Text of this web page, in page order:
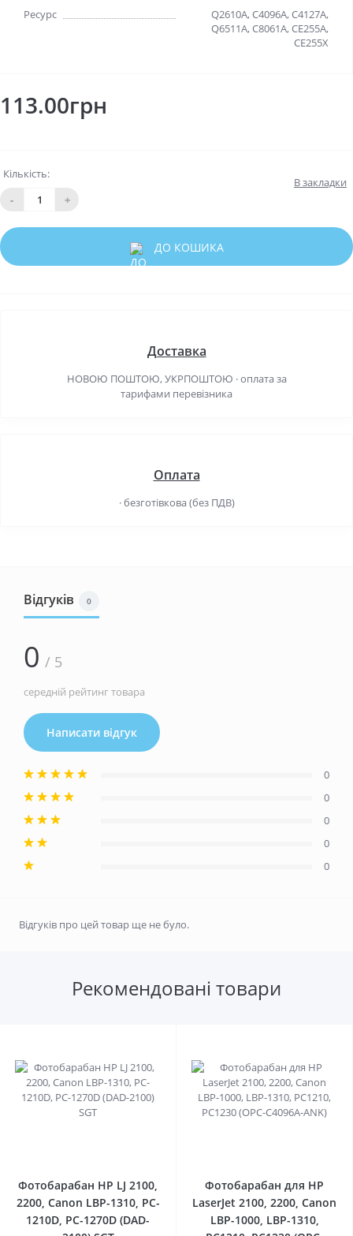
Ресурс
Q2610A, C4096A, C4127A,
Q6511A, C8061A, CE255A,
CE255X
113.00грн
Кількість:
-
+
В закладки
ДО КОШИКА
Доставка
НОВОЮ ПОШТОЮ, УКРПОШТОЮ · оплата за
тарифами перевізника
Оплата
· безготівкова (без ПДВ)
Відгуків 0
0 / 5
середній рейтинг товара
Написати відгук
0
0
0
0
0
Відгуків про цей товар ще не було.
Рекомендовані товари
Фотобарабан HP LJ 2100,
2200, Canon LBP-1310, PC-
1210D, PC-1270D (DAD-
Фотобарабан для HP
LaserJet 2100, 2200, Canon
LBP-1000, LBP-1310,